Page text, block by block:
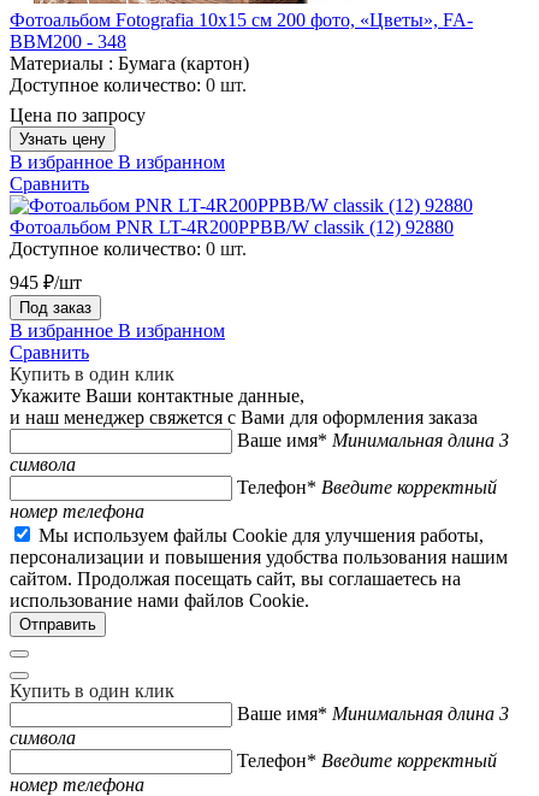
Фотоальбом Fotografia 10x15 см 200 фото, «Цветы», FA-
BBM200 - 348
Материалы : Бумага (картон)
Доступное количество: 0 шт.
Цена по запросу
Узнать цену
В избранное В избранном
Сравнить
Фотоальбом PNR LT-4R200PPBB/W classik (12) 92880
Доступное количество: 0 шт.
945 ₽/шт
Под заказ
В избранное В избранном
Сравнить
Купить в один клик
Укажите Ваши контактные данные,
и наш менеджер свяжется с Вами для оформления заказа
Ваше имя* Минимальная длина 3
символа
Телефон* Введите корректный
номер телефона
Мы используем файлы Cookie для улучшения работы,
персонализации и повышения удобства пользования нашим
сайтом. Продолжая посещать сайт, вы соглашаетесь на
использование нами файлов Cookie.
Купить в один клик
Ваше имя* Минимальная длина 3
символа
Телефон* Введите корректный
номер телефона